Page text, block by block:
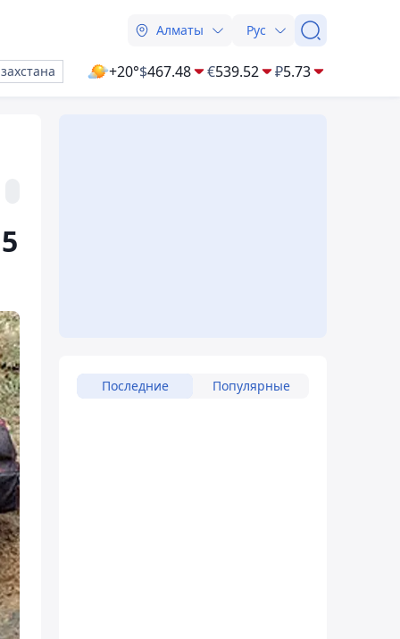
Алматы Рус
+20°$467.48 €539.52 ₽5.73
Последние Популярные